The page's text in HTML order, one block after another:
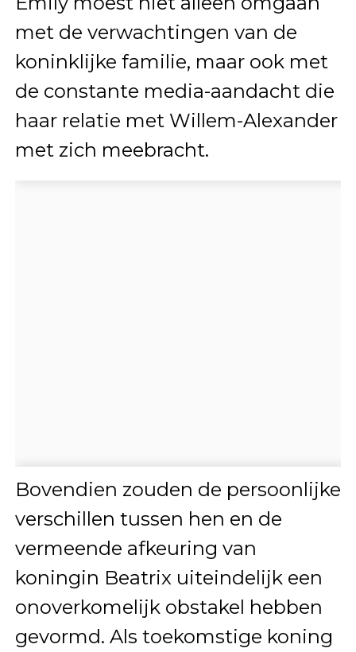
met de verwachtingen van de
koninklijke familie, maar ook met
de constante media-aandacht die
haar relatie met Willem-Alexander
met zich meebracht.
Bovendien zouden de persoonlijke
verschillen tussen hen en de
vermeende afkeuring van
koningin Beatrix uiteindelijk een
onoverkomelijk obstakel hebben
gevormd. Als toekomstige koning